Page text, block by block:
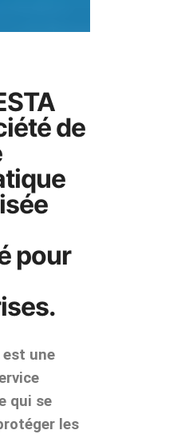
de
pour
est une
qui se
les